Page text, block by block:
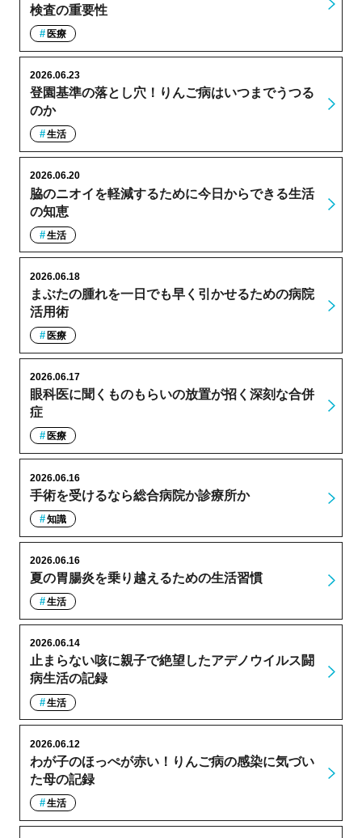
検査の重要性
医療
登園基準の落とし穴！りんご病はいつまでうつる
のか
2026.06.23
生活
脇のニオイを軽減するために今日からできる生活
の知恵
2026.06.20
生活
まぶたの腫れを一日でも早く引かせるための病院
活用術
2026.06.18
医療
眼科医に聞くものもらいの放置が招く深刻な合併
症
2026.06.17
医療
手術を受けるなら総合病院か診療所か
2026.06.16
知識
夏の胃腸炎を乗り越えるための生活習慣
2026.06.16
生活
止まらない咳に親子で絶望したアデノウイルス闘
病生活の記録
2026.06.14
生活
わが子のほっぺが赤い！りんご病の感染に気づい
た母の記録
2026.06.12
生活